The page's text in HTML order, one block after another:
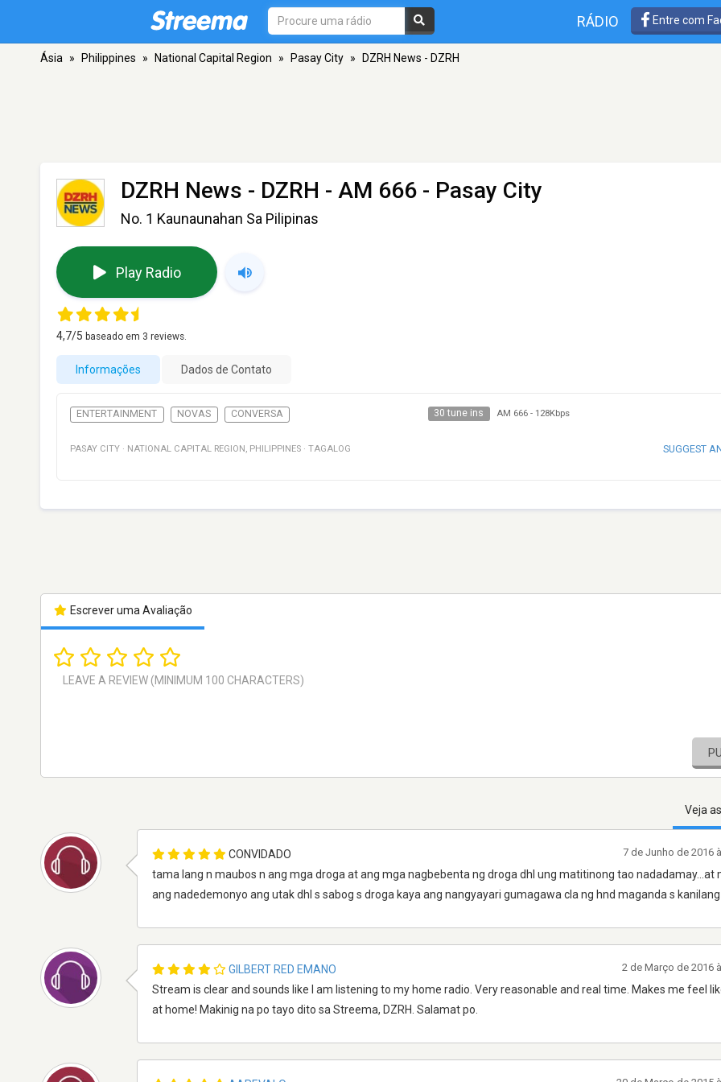
RÁDIO Entre com
Ásia » Philippines » National Capital Region » Pasay City » DZRH News - DZRH
DZRH News - DZRH - AM 666 - Pasay City
No. 1 Kaunaunahan Sa Pilipinas
Play Radio
4,7/5 baseado em 3 reviews.
Informações Dados de Contato
ENTERTAINMENT NOVAS CONVERSA 30 tune ins AM 666- 128Kbps
PASAY CITY · NATIONAL CAPITAL REGION , PHILIPPINES · TAGALOG SUGGEST
Escrever uma Avaliação
Veja
CONVIDADO
tama lang n maubos n ang mga droga at ang mga nagbebenta ng droga dhl ung matitinong tao nadadamay...at
ang nadedemonyo ang utak dhl s sabog s droga kaya ang nangyayari gumagawa cla ng hnd maganda s kanilang
7 de Junho de 2016
GILBERT RED EMANO
Stream is clear and sounds like I am listening to my home radio. Very reasonable and real time. Makes me feel
at home! Makinig na po tayo dito sa Streema, DZRH. Salamat po.
2 de Março de 2016